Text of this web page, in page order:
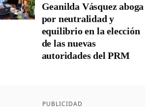
Geanilda Vásquez aboga
por neutralidad y
equilibrio en la elección
de las nuevas
autoridades del PRM
PUBLICIDAD